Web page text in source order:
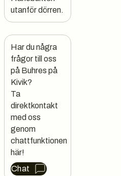
utanför dörren.
Har du några
frågor till oss
på Buhres på
Kivik?
Ta
direktkontakt
med oss
genom
chattfunktionen
här!
Chat